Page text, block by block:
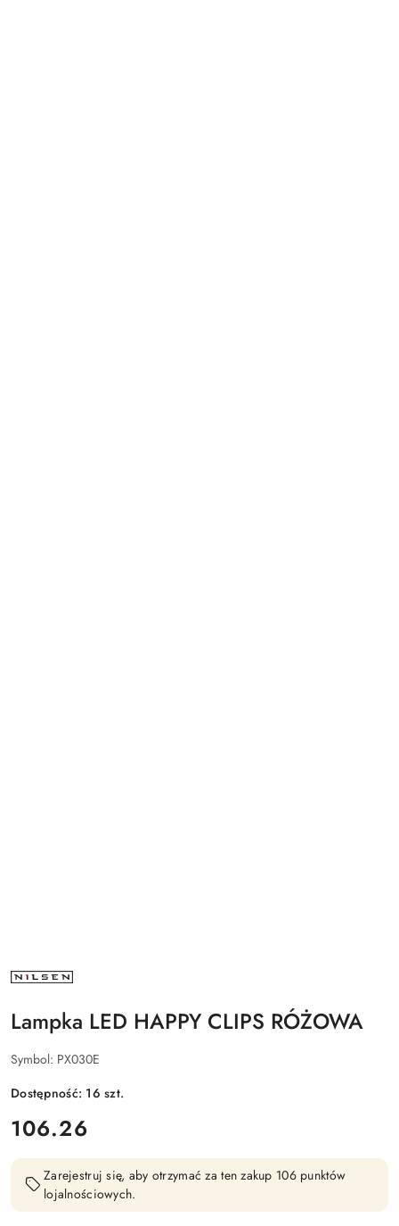
NAZWA
PRODUCENTA:
Lampka LED HAPPY CLIPS RÓŻOWA
Symbol: PX030E
Dostępność: 16szt.
cena:
106.26
Zarejestruj się, aby otrzymać za ten zakup 106 punktów
lojalnościowych.